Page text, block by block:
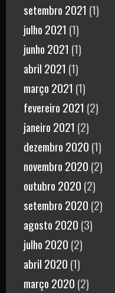
setembro 2021 (1)
julho 2021 (1)
junho 2021 (1)
abril 2021 (1)
março 2021 (1)
fevereiro 2021 (2)
janeiro 2021 (2)
dezembro 2020 (1)
novembro 2020 (2)
outubro 2020 (2)
setembro 2020 (2)
agosto 2020 (3)
julho 2020 (2)
abril 2020 (1)
março 2020 (2)